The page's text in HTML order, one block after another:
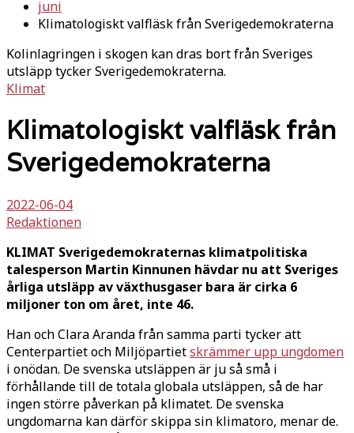
juni
Klimatologiskt valfläsk från Sverigedemokraterna
Kolinlagringen i skogen kan dras bort från Sveriges
utsläpp tycker Sverigedemokraterna.
Klimat
Klimatologiskt valfläsk från
Sverigedemokraterna
2022-06-04
Redaktionen
KLIMAT Sverigedemokraternas klimatpolitiska
talesperson Martin Kinnunen hävdar nu att Sveriges
årliga utsläpp av växthusgaser bara är cirka 6
miljoner ton om året, inte 46.
Han och Clara Aranda från samma parti tycker att
Centerpartiet och Miljöpartietskrämmer upp ungdomen
i onödan. De svenska utsläppen är ju så små i
förhållande till de totala globala utsläppen, så de har
ingen större påverkan på klimatet. De svenska
ungdomarna kan därför skippa sin klimatoro, menar de.